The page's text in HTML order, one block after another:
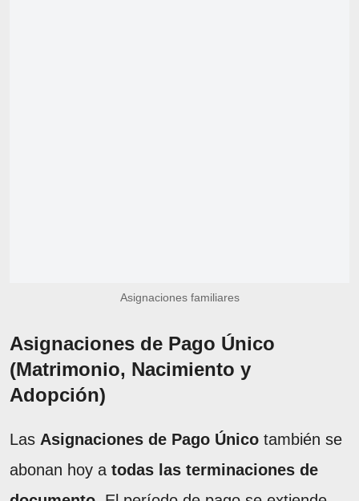
Asignaciones familiares
Asignaciones de Pago Único
(Matrimonio, Nacimiento y
Adopción)
Las Asignaciones de Pago Único también se
abonan hoy a todas las terminaciones de